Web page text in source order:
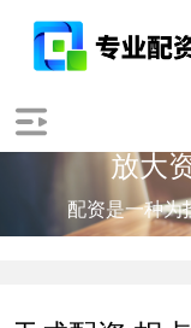
放大
配资是一种为